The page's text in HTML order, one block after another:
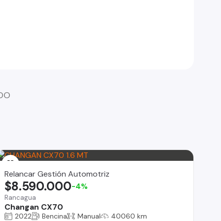
Relancar Gestión Automotriz
Rancagua
Changan CX70
$8.590.000-4%
2022 Bencina Manual 40060 km